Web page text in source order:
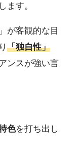
ます。
が客観的な目
「独自性」
ンスが強い言
色を打ち出し